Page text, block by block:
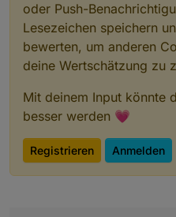
oder Push-
Lesezeichen speichern
bewerten, um anderen
deine Wertschätzung zu
Mit deinem Input könnte
besser werden 💗
Registrieren Anmelden